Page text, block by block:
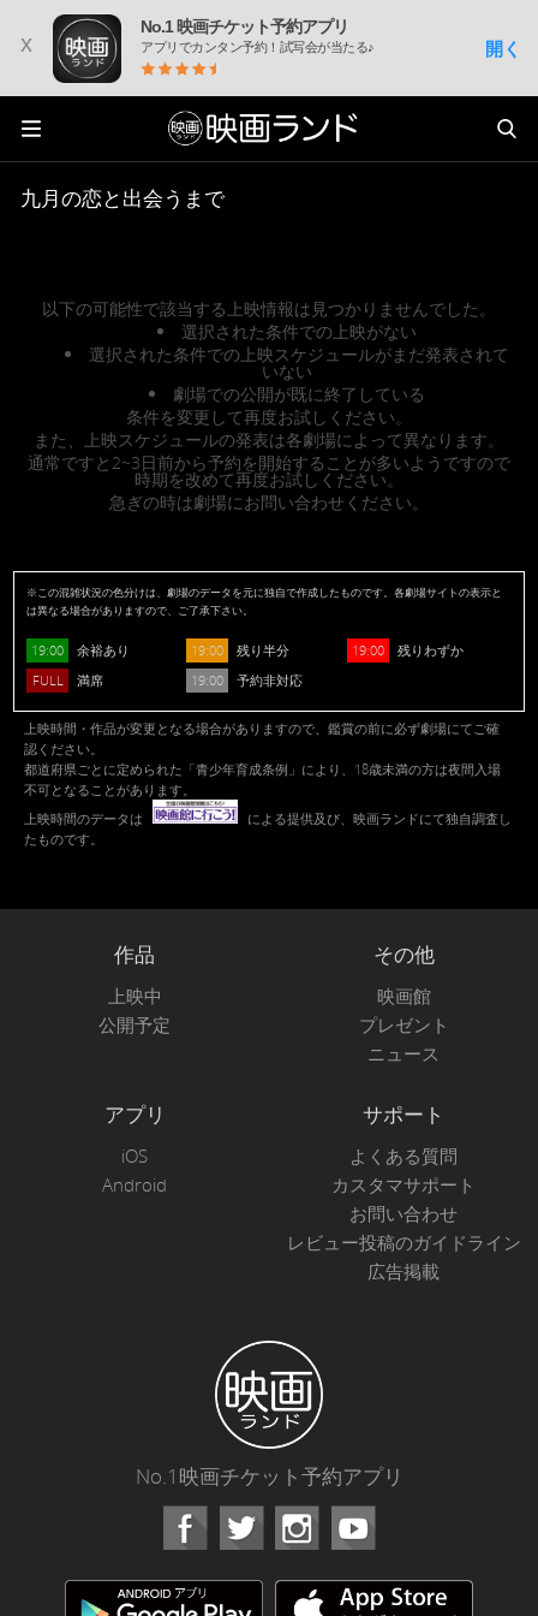
x
No.1 映画チケット予約アプリ
アプリでカンタン予約！試写会が当たる♪ 開く
九月の恋と出会うまで
以下の可能性で該当する上映情報は見つかりませんでした。
選択された条件での上映がない
選択された条件での上映スケジュールがまだ発表されて
いない
劇場での公開が既に終了している
条件を変更して再度お試しください。
また、上映スケジュールの発表は各劇場によって異なります。
通常ですと2~3日前から予約を開始することが多いようですので
時期を改めて再度お試しください。
急ぎの時は劇場にお問い合わせください。
※この混雑状況の色分けは、劇場のデータを元に独自で作成したものです。各劇場サイトの表示と
は異なる場合がありますので、ご了承下さい。
19:00 余裕あり 19:00 残り半分 19:00
残りわずか
FULL
満席 19:00 予約非対応
上映時間・作品が変更となる場合がありますので、鑑賞の前に必ず劇場にてご確
認ください。
都道府県ごとに定められた「青少年育成条例」により、18歳未満の方は夜間入場
不可となることがあります。
上映時間のデータは
による提供及び、映画ランドにて独自調査し
たものです。
作品
上映中
公開予定
その他
映画館
プレゼント
ニュース
アプリ
iOS
Android
サポート
よくある質問
カスタマサポート
お問い合わせ
レビュー投稿のガイドライン
広告掲載
No.1映画チケット予約アプリ
Facebook Instagram